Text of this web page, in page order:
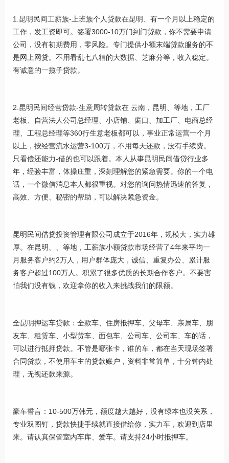
1.昆明民间工薪族-上班族个人贷款在昆明、有一个月以上稳定的
工作，发工资即可。签署3000-10万门到门贷款，你不需要申请
公司，没有初期费用，零风险。专门提供小额末端贷款服务的不
是网上网贷。不用看乱七八糟的大数据、芝麻分等，收入稳定。
有诚意的一揽子贷款。
2.昆明民间经营贷款-生意周转贷款在 云南，昆明、等地，工厂
老板、自营法人公司总经理、小店铺、窗口、加工厂、电商总经
理、工程总经理等360行生意老板都可以，事业正常运营一个月
以上，按经营流水运营3-100万，不用每天还款，没有手续费。
只看偿还能力-借的也可以跟着。本人从事昆明民间借贷行业多
年，经验丰富，体操庄重，深刻理解您的紧急需要。你的一个电
话，一个微信消息本人都很重视。对您的询问热情迅速的答复，
高效、方便、秘密的帮助，可以解决紧急资金。
昆明民间借贷投资管理有限公司成立于2016年，规模大，实力雄
厚。在昆明、、等地，工薪族小额贷款市场经营了4年来平均一
月服务客户约2万人，用户群体庞大，诚信、重复办公、累计服
务客户超过100万人。积累了很多优质的长期合作客户。不要害
怕我们没有钱，欢迎拿你的收入来挑战我们的限额。
全昆明押运车贷款：全款车、住房抵押车、父母车、亲属车、朋
友车、租赁车、小型货车、面包车、公司车、公司车、车的话，
可以进行抵押贷款。不管是哪张卡，谁的车，都在当天现场签署
合同贷款，不使用车主的贷款账户，资料非常简单，十分钟内处
理，无视还款来源。
豪车誓言：10-500万韩元，额度越大越好，没有绿本也没关系，
专业双图钉，贷款快捷手续就直接借给你，实力车，欢迎到店里
来。请认真保管室内车库、爱车。请支持24小时抵押车。